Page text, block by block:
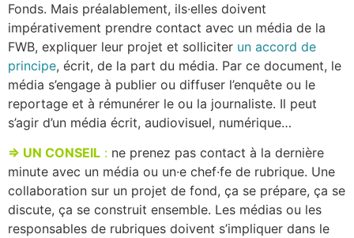
Fonds. Mais préalablement, ils·elles doivent
impérativement prendre contact avec un média de la
FWB, expliquer leur projet et solliciter un accord de
principe, écrit, de la part du média. Par ce document, le
média s’engage à publier ou diffuser l’enquête ou le
reportage et à rémunérer le ou la journaliste. Il peut
s’agir d’un média écrit, audiovisuel, numérique…
⇒ UN CONSEIL : ne prenez pas contact à la dernière
minute avec un média ou un·e chef·fe de rubrique. Une
collaboration sur un projet de fond, ça se prépare, ça se
discute, ça se construit ensemble. Les médias ou les
responsables de rubriques doivent s’impliquer dans le